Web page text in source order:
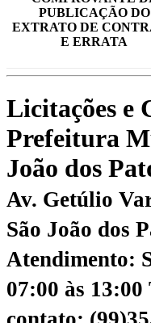
PUBLICAÇÃO DO
EXTRATO DE
E ERRATA
Licitações e
Prefeitura
João dos
Av. Getúlio
São João dos
Atendimento:
07:00 às 13:00